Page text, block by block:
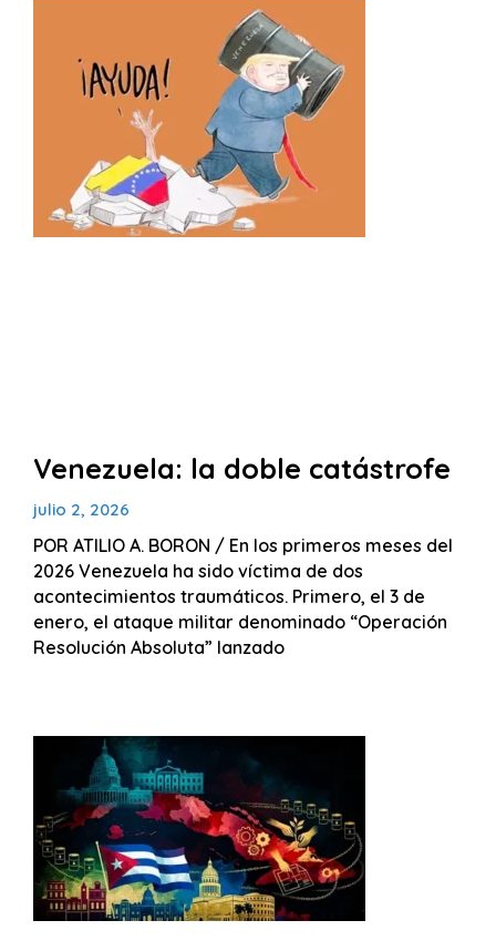
Venezuela: la doble catástrofe
julio 2, 2026
POR ATILIO A. BORON / En los primeros meses del
2026 Venezuela ha sido víctima de dos
acontecimientos traumáticos. Primero, el 3 de
enero, el ataque militar denominado “Operación
Resolución Absoluta” lanzado